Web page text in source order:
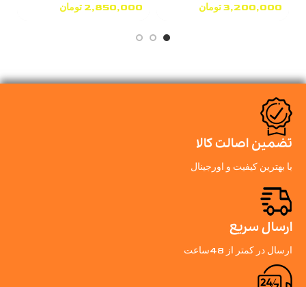
3,200,000تومان
2,850,000 تومان
تضمین اصالت کالا
با بهترین کیفیت و اورجینال
ارسال سریع
ارسال در کمتر از 48ساعت